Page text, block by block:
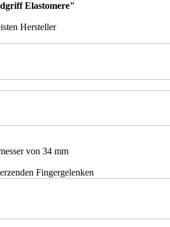
Elastomere"
Hersteller
von 34 mm
Fingergelenken